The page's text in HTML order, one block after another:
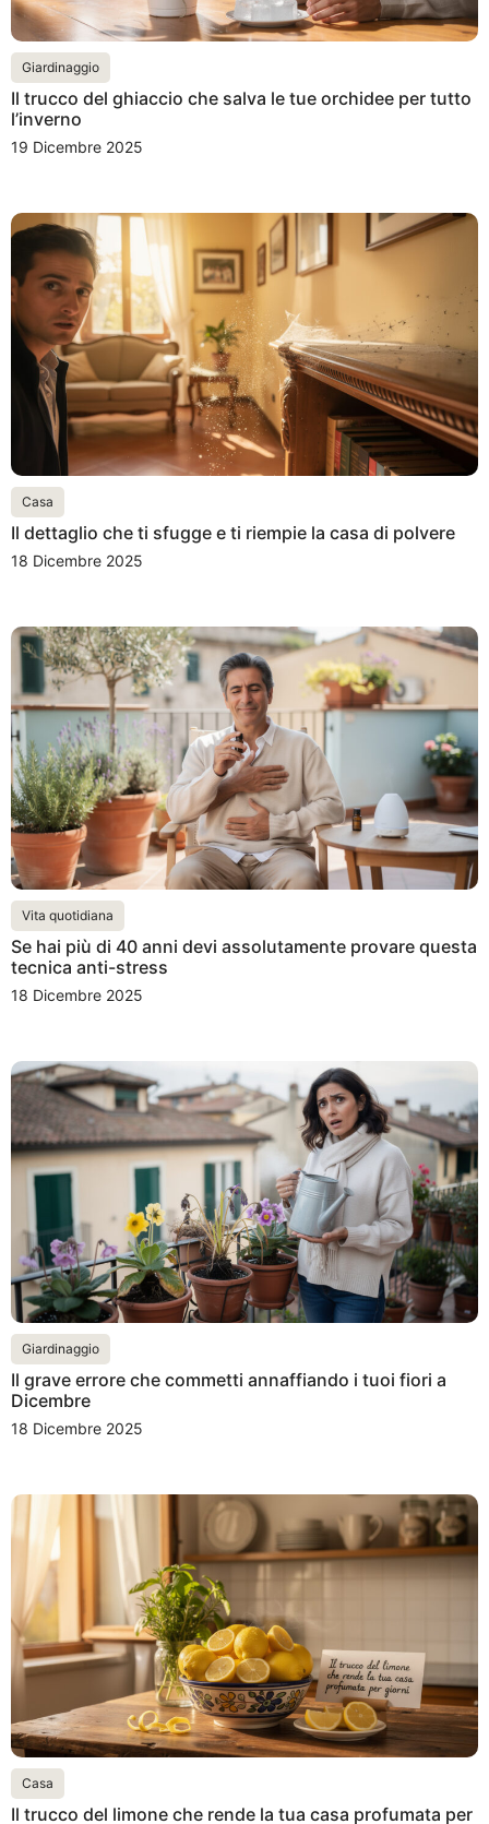
Giardinaggio
Il trucco del ghiaccio che salva le tue orchidee per tutto
l’inverno
19 Dicembre 2025
Casa
Il dettaglio che ti sfugge e ti riempie la casa di polvere
18 Dicembre 2025
Vita quotidiana
Se hai più di 40 anni devi assolutamente provare questa
tecnica anti-stress
18 Dicembre 2025
Giardinaggio
Il grave errore che commetti annaffiando i tuoi fiori a
Dicembre
18 Dicembre 2025
Casa
Il trucco del limone che rende la tua casa profumata per